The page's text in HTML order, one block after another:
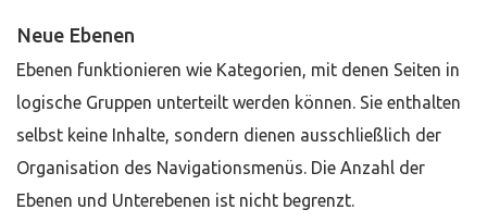
Neue Ebenen
Ebenen funktionieren wie Kategorien, mit denen Seiten in
logische Gruppen unterteilt werden können. Sie enthalten
selbst keine Inhalte, sondern dienen ausschließlich der
Organisation des Navigationsmenüs. Die Anzahl der
Ebenen und Unterebenen ist nicht begrenzt.